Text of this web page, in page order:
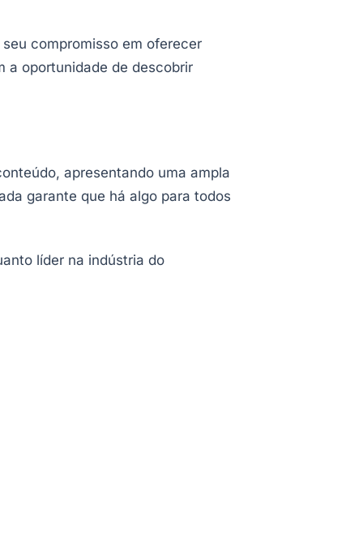
compromisso em oferecer
a oportunidade de descobrir
apresentando uma ampla
garante que há algo para todos
líder na indústria do